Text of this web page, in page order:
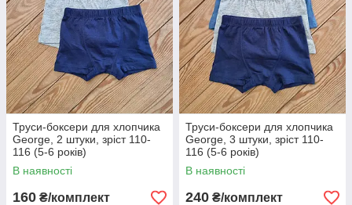
Труси-боксери для хлопчика
George, 2 штуки, зріст 110-
116 (5-6 років)
В наявності
160 ₴/комплект
Труси-боксери для хлопчика
George, 3 штуки, зріст 110-
116 (5-6 років)
В наявності
240 ₴/комплект